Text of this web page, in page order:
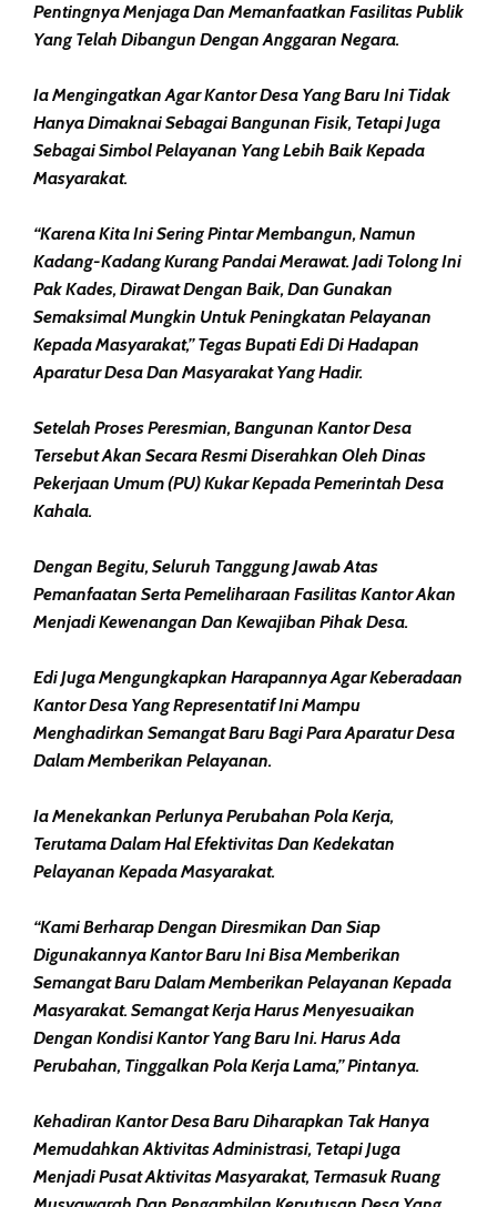
Pentingnya Menjaga Dan Memanfaatkan Fasilitas Publik
Yang Telah Dibangun Dengan Anggaran Negara.
Ia Mengingatkan Agar Kantor Desa Yang Baru Ini Tidak
Hanya Dimaknai Sebagai Bangunan Fisik, Tetapi Juga
Sebagai Simbol Pelayanan Yang Lebih Baik Kepada
Masyarakat.
“Karena Kita Ini Sering Pintar Membangun, Namun
Kadang-Kadang Kurang Pandai Merawat. Jadi Tolong Ini
Pak Kades, Dirawat Dengan Baik, Dan Gunakan
Semaksimal Mungkin Untuk Peningkatan Pelayanan
Kepada Masyarakat,” Tegas Bupati Edi Di Hadapan
Aparatur Desa Dan Masyarakat Yang Hadir.
Setelah Proses Peresmian, Bangunan Kantor Desa
Tersebut Akan Secara Resmi Diserahkan Oleh Dinas
Pekerjaan Umum (PU) Kukar Kepada Pemerintah Desa
Kahala.
Dengan Begitu, Seluruh Tanggung Jawab Atas
Pemanfaatan Serta Pemeliharaan Fasilitas Kantor Akan
Menjadi Kewenangan Dan Kewajiban Pihak Desa.
Edi Juga Mengungkapkan Harapannya Agar Keberadaan
Kantor Desa Yang Representatif Ini Mampu
Menghadirkan Semangat Baru Bagi Para Aparatur Desa
Dalam Memberikan Pelayanan.
Ia Menekankan Perlunya Perubahan Pola Kerja,
Terutama Dalam Hal Efektivitas Dan Kedekatan
Pelayanan Kepada Masyarakat.
“Kami Berharap Dengan Diresmikan Dan Siap
Digunakannya Kantor Baru Ini Bisa Memberikan
Semangat Baru Dalam Memberikan Pelayanan Kepada
Masyarakat. Semangat Kerja Harus Menyesuaikan
Dengan Kondisi Kantor Yang Baru Ini. Harus Ada
Perubahan, Tinggalkan Pola Kerja Lama,” Pintanya.
Kehadiran Kantor Desa Baru Diharapkan Tak Hanya
Memudahkan Aktivitas Administrasi, Tetapi Juga
Menjadi Pusat Aktivitas Masyarakat, Termasuk Ruang